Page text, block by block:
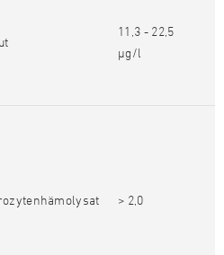
11,3 - 22,5
µg/l
> 2,0